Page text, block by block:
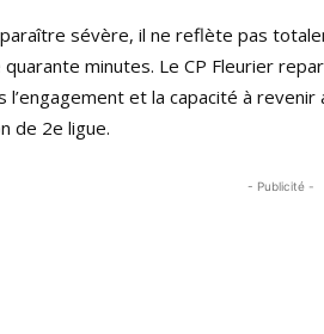
sévère, il ne reflète pas
minutes. Le CP Fleurier
l’engagement et la capacité à
de 2e ligue.
- Publicité -